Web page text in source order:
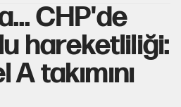
CHP'de
hareketliliği:
takımını